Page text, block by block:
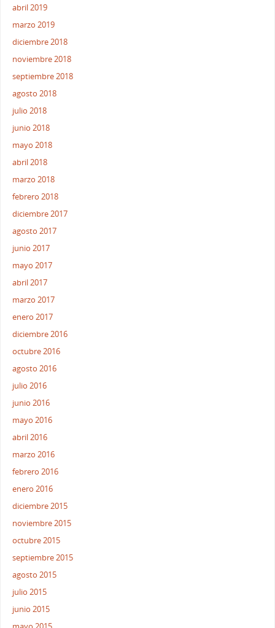
abril 2019
marzo 2019
diciembre 2018
noviembre 2018
septiembre 2018
agosto 2018
julio 2018
junio 2018
mayo 2018
abril 2018
marzo 2018
febrero 2018
diciembre 2017
agosto 2017
junio 2017
mayo 2017
abril 2017
marzo 2017
enero 2017
diciembre 2016
octubre 2016
agosto 2016
julio 2016
junio 2016
mayo 2016
abril 2016
marzo 2016
febrero 2016
enero 2016
diciembre 2015
noviembre 2015
octubre 2015
septiembre 2015
agosto 2015
julio 2015
junio 2015